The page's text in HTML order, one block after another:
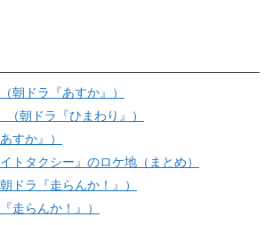
朝ドラ『あすか』）
朝ドラ『ひまわり』）
すか』）
トタクシー』のロケ地（まとめ）
ドラ『走らんか！』）
走らんか！』）